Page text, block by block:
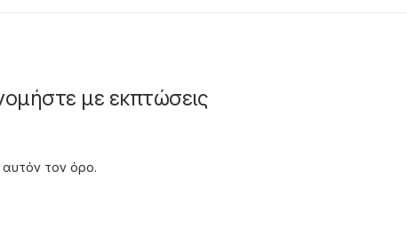
με εκπτώσεις
τον όρο.